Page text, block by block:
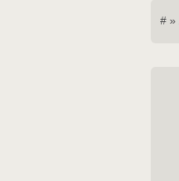
# »